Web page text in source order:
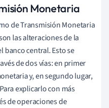
Monetaria
de Transmisión Monetaria
las alteraciones de la
central. Esto se
de dos vías: en primer
y, en segundo lugar,
explicarlo con más
de operaciones de